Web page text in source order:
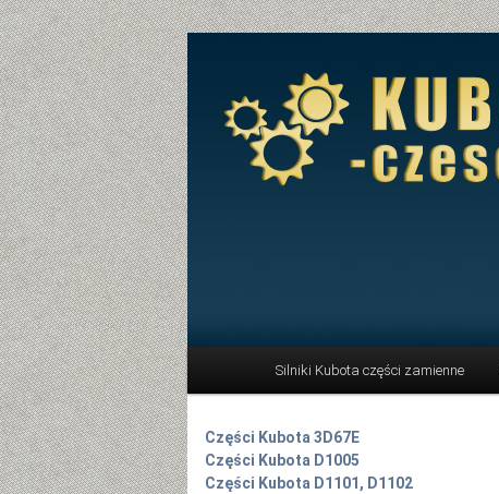
Przeskocz do tekstu
Silniki Kubota części zamienne
Części Kubota 3D67E
Części Kubota D1005
Części Kubota D1101, D1102